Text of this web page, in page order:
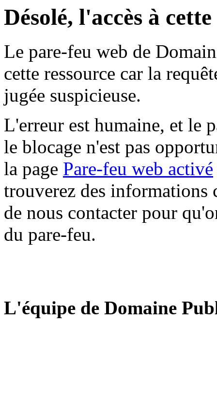
Désolé, l'accès à
Le pare-feu web de
cette ressource car la
jugée suspicieuse.
L'erreur est humaine, et le
le blocage n'est pas
la page Pare-feu web activé
trouverez des informations
de nous contacter pour
du pare-feu.
L'équipe de Domaine